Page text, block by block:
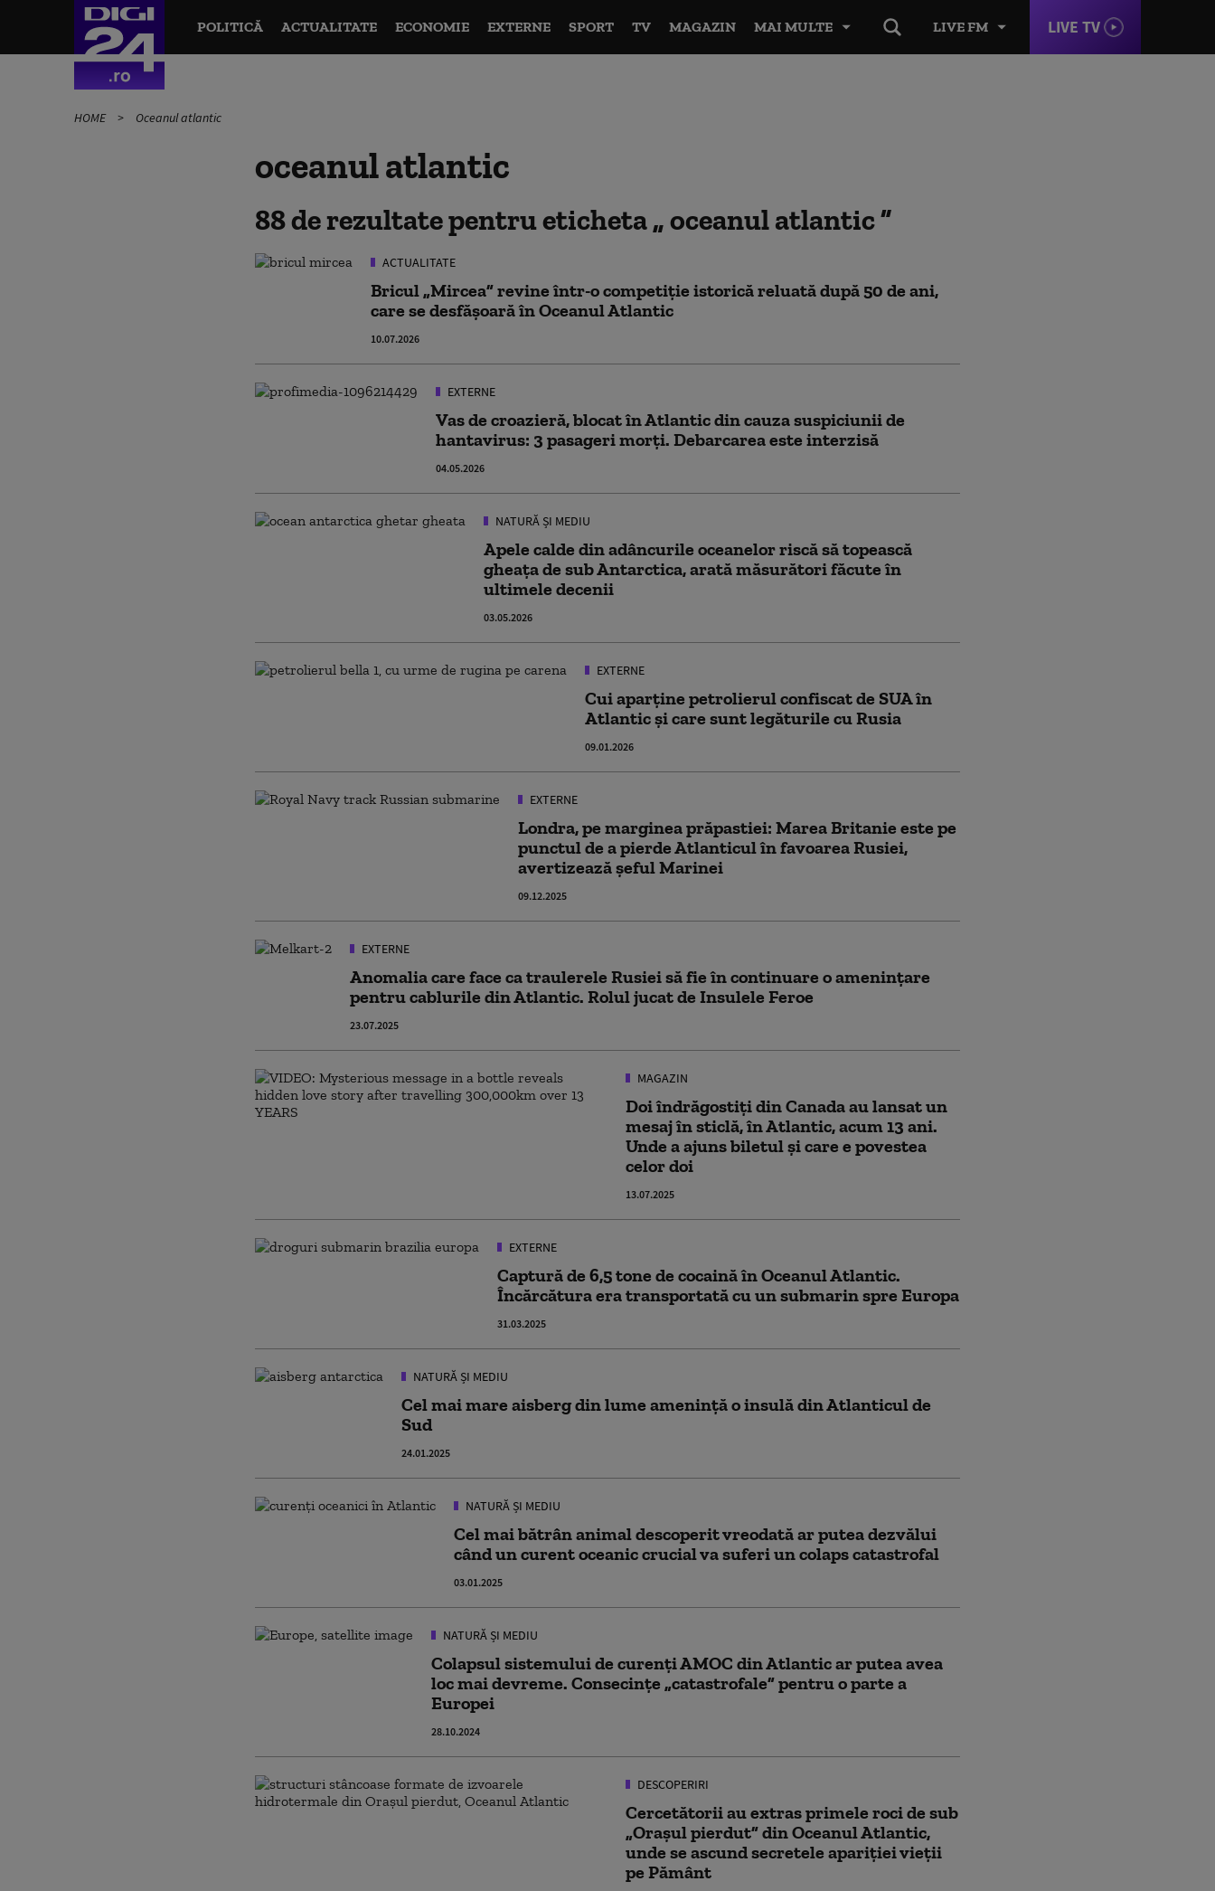
LIVE FM LIVE TV
POLITICĂ ACTUALITATE ECONOMIE EXTERNE SPORT TV MAGAZIN MAI MULTE
HOME Oceanul atlantic
oceanul atlantic
88 de rezultate pentru eticheta oceanul atlantic
ACTUALITATE
Bricul „Mircea” revine într-o competiție istorică reluată după 50 de ani,
care se desfășoară în Oceanul Atlantic
10.07.2026
EXTERNE
Vas de croazieră, blocat în Atlantic din cauza suspiciunii de
hantavirus: 3 pasageri morți. Debarcarea este interzisă
04.05.2026
NATURĂ ȘI MEDIU
Apele calde din adâncurile oceanelor riscă să topească
gheața de sub Antarctica, arată măsurători făcute în
ultimele decenii
03.05.2026
EXTERNE
Cui aparține petrolierul confiscat de SUA în
Atlantic și care sunt legăturile cu Rusia
09.01.2026
EXTERNE
Londra, pe marginea prăpastiei: Marea Britanie este pe
punctul de a pierde Atlanticul în favoarea Rusiei,
avertizează șeful Marinei
09.12.2025
EXTERNE
Anomalia care face ca traulerele Rusiei să fie în continuare o amenințare
pentru cablurile din Atlantic. Rolul jucat de Insulele Feroe
23.07.2025
MAGAZIN
Doi îndrăgostiți din Canada au lansat un
mesaj în sticlă, în Atlantic, acum 13 ani.
Unde a ajuns biletul și care e povestea
celor doi
13.07.2025
EXTERNE
Captură de 6,5 tone de cocaină în Oceanul Atlantic.
Încărcătura era transportată cu un submarin spre Europa
31.03.2025
NATURĂ ȘI MEDIU
Cel mai mare aisberg din lume amenință o insulă din Atlanticul de
Sud
24.01.2025
NATURĂ ȘI MEDIU
Cel mai bătrân animal descoperit vreodată ar putea dezvălui
când un curent oceanic crucial va suferi un colaps catastrofal
03.01.2025
NATURĂ ȘI MEDIU
Colapsul sistemului de curenți AMOC din Atlantic ar putea avea
loc mai devreme. Consecințe „catastrofale” pentru o parte a
Europei
28.10.2024
DESCOPERIRI
Cercetătorii au extras primele roci de sub
„Orașul pierdut” din Oceanul Atlantic,
unde se ascund secretele apariției vieții
pe Pământ